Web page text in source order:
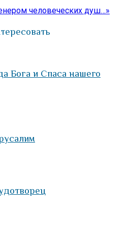
человеческих душ…»
Бога и Спаса нашего